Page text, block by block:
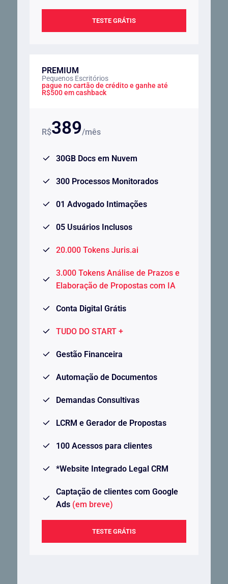
TESTE GRÁTIS
PREMIUM
Pequenos Escritórios
pague no cartão de crédito e ganhe até
R$500 em cashback
R$389/mês
30GB Docs em Nuvem
300 Processos Monitorados
01 Advogado Intimações
05 Usuários Inclusos
20.000 Tokens Juris.ai
3.000 Tokens Análise de Prazos e
Elaboração de Propostas com IA
Conta Digital Grátis
TUDO DO START +
Gestão Financeira
Automação de Documentos
Demandas Consultivas
LCRM e Gerador de Propostas
100 Acessos para clientes
*Website Integrado Legal CRM
Captação de clientes com Google
Ads (em breve)
TESTE GRÁTIS